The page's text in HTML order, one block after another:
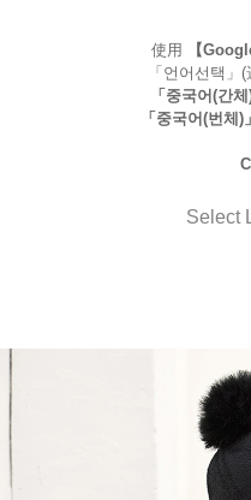
使用 【
「언어선택」
「중국어(간체)
「중국어(번체)」
Select